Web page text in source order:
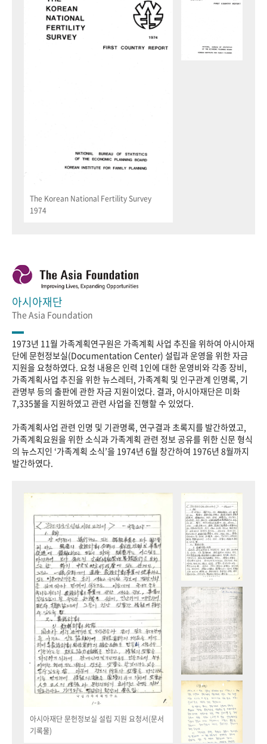
The Korean National Fertility Survey
1974
아시아재단
The Asia Foundation
1973년 11월 가족계획연구원은 가족계획 사업 추진을 위하여 아시아재
단에 문헌정보실(Documentation Center) 설립과 운영을 위한 자금
지원을 요청하였다. 요청 내용은 인력 1인에 대한 운영비와 각종 장비,
가족계획사업 추진을 위한 뉴스레터, 가족계획 및 인구관계 인명록, 기
관명부 등의 출판에 관한 자금 지원이었다. 결과, 아시아재단은 미화
7,335불을 지원하였고 관련 사업을 진행할 수 있었다.
가족계획사업 관련 인명 및 기관명록, 연구결과 초록지를 발간하였고,
가족계획요원을 위한 소식과 가족계획 관련 정보 공유를 위한 신문 형식
의 뉴스지인 ‘가족계획 소식’을 1974년 6월 창간하여 1976년 8월까지
발간하였다.
아시아재단 문헌정보실 설립 지원 요청서(문서
기록물)